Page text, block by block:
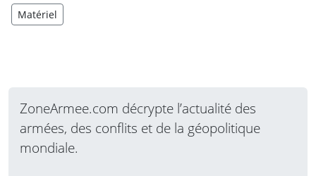
Matériel
ZoneArmee.com décrypte l’actualité des
armées, des conflits et de la géopolitique
mondiale.